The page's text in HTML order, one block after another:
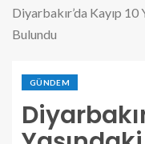
Diyarbakır’da Kayıp 10
Bulundu
GÜNDEM